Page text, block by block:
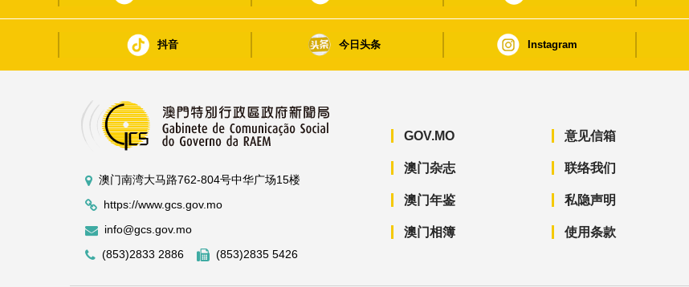
抖音 今日头条 Instagram
澳门南湾大马路762-804号中华广场15楼
https://www.gcs.gov.mo
info@gcs.gov.mo
(853)2833 2886
(853)2835 5426
GOV.MO
澳门杂志
澳门年鉴
澳门相簿
意见信箱
联络我们
私隐声明
使用条款